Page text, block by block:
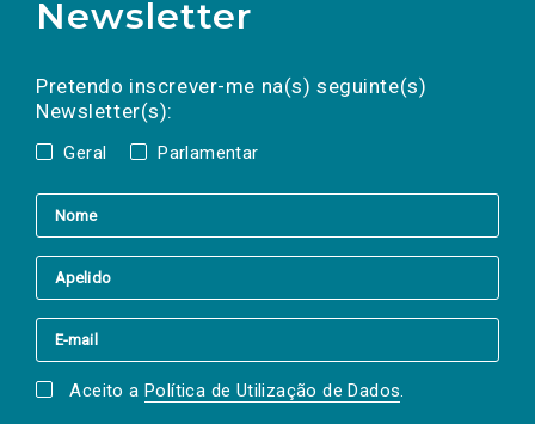
Newsletter
Pretendo inscrever-me na(s) seguinte(s)
Newsletter(s):
Geral Parlamentar
a(s) newsletter(s).
mail
Aceito a Política de Utilização de Dados.